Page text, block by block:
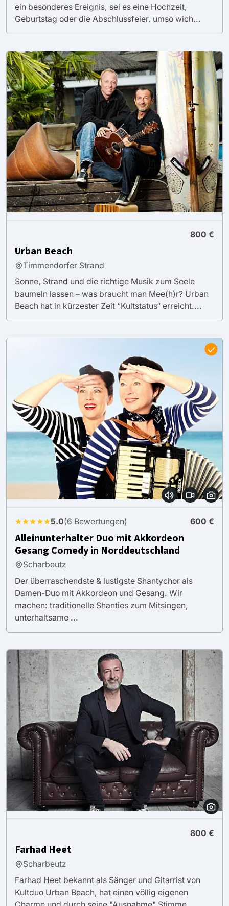
ein besonderes Ereignis, sei es eine Hochzeit,
Geburtstag oder die Abschlussfeier. umso wich...
800 €
Urban Beach
Timmendorfer Strand
Sonne, Strand und die richtige Musik zum Seele
baumeln lassen – was braucht man Mee(h)r? Urban
Beach hat in kürzester Zeit “Kultstatus“ erreicht....
★★★★★5.0(6 Bewertungen) 600 €
Alleinunterhalter Duo mit Akkordeon
Gesang Comedy in Norddeutschland
Scharbeutz
Der überraschendste & lustigste Shantychor als
Damen-Duo mit Akkordeon und Gesang. Wir
machen: traditionelle Shanties zum Mitsingen,
unterhaltsame ...
800 €
Farhad Heet
Scharbeutz
Farhad Heet bekannt als Sänger und Gitarrist von
Kultduo Urban Beach, hat einen völlig eigenen